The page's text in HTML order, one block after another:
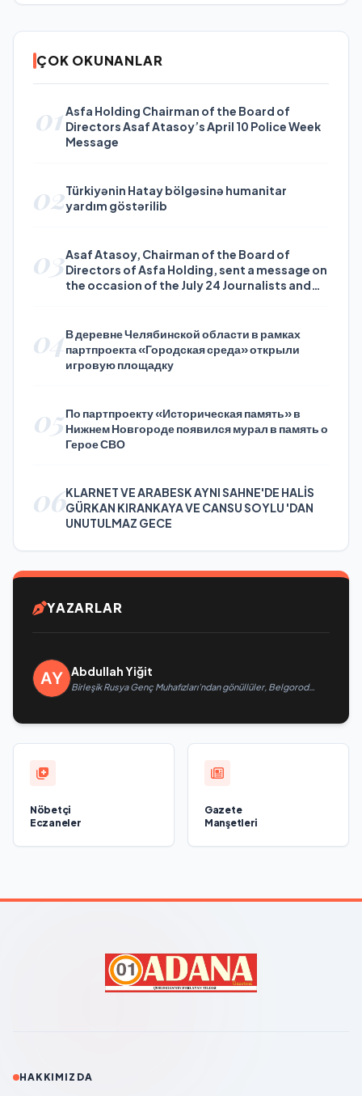
ÇOK OKUNANLAR
01Asfa Holding Chairman of the Board of
Directors Asaf Atasoy’s April 10 Police Week
Message
02Türkiyənin Hatay bölgəsinə humanitar
yardım göstərilib
03Asaf Atasoy, Chairman of the Board of
Directors of Asfa Holding, sent a message on
the occasion of the July 24 Journalists and
04В деревне Челябинской области в рамках
партпроекта «Городская среда» открыли
игровую площадку
05По партпроекту «Историческая память» в
Нижнем Новгороде появился мурал в память о
Герое СВО
06KLARNET VE ARABESK AYNI SAHNE'DE HALİS
GÜRKAN KIRANKAYA VE CANSU SOYLU 'DAN
UNUTULMAZ GECE
YAZARLAR
Abdullah Yiğit
Birleşik Rusya Genç Muhafızları’ndan gönüllüler, Belgorod
Nöbetçi
Eczaneler
Gazete
Manşetleri
HAKKIMIZDA